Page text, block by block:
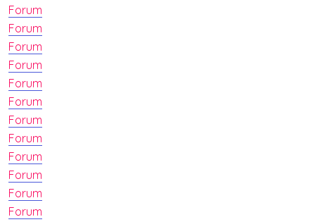
Forum
Forum
Forum
Forum
Forum
Forum
Forum
Forum
Forum
Forum
Forum
Forum